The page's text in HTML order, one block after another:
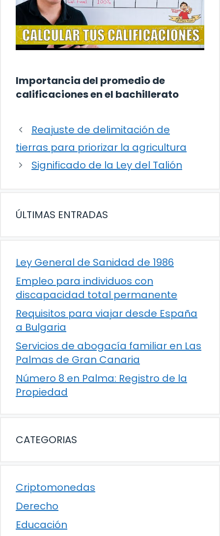
Importancia del promedio de
calificaciones en el bachillerato
Reajuste de delimitación de
tierras para priorizar la agricultura
Significado de la Ley del Talión
ÚLTIMAS ENTRADAS
Ley General de Sanidad de 1986
Empleo para individuos con
discapacidad total permanente
Requisitos para viajar desde España
a Bulgaria
Servicios de abogacía familiar en Las
Palmas de Gran Canaria
Número 8 en Palma: Registro de la
Propiedad
CATEGORIAS
Criptomonedas
Derecho
Educación